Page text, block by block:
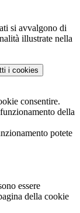
si avvalgono di
illustrate nella
i cookies
consentire.
della
potete
essere
della cookie